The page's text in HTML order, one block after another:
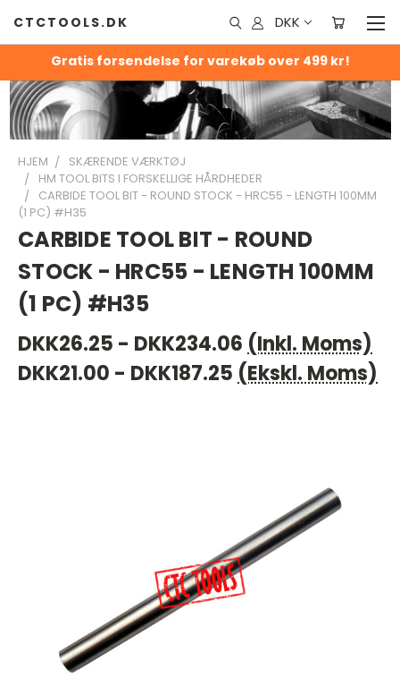
Gratis forsendelse for varekøb over 499 kr!
CTCTOOLS.DK DKK
HJEM
SKÆRENDE VÆRKTØJ
HM TOOL BITS I FORSKELLIGE HÅRDHEDER
CARBIDE TOOL BIT - ROUND STOCK - HRC55 - LENGTH 100MM
(1 PC) #H35
CARBIDE TOOL BIT - ROUND
STOCK - HRC55 - LENGTH 100MM
(1 PC) #H35
DKK26.25 - DKK234.06 (Inkl. Moms)
DKK21.00 - DKK187.25 (Ekskl. Moms)